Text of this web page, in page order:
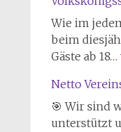
Wie im
beim
Gäste ab 18…
Netto
🎯 Wir sind
unterstützt